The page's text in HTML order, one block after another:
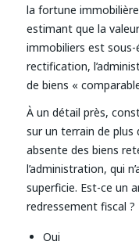
la fortune
estimant que la
immobiliers est
rectification,
de biens «
À un détail près,
sur un terrain de plus
absente des biens
l’administration, qui
superficie. Est-ce un
redressement fiscal ?
Oui